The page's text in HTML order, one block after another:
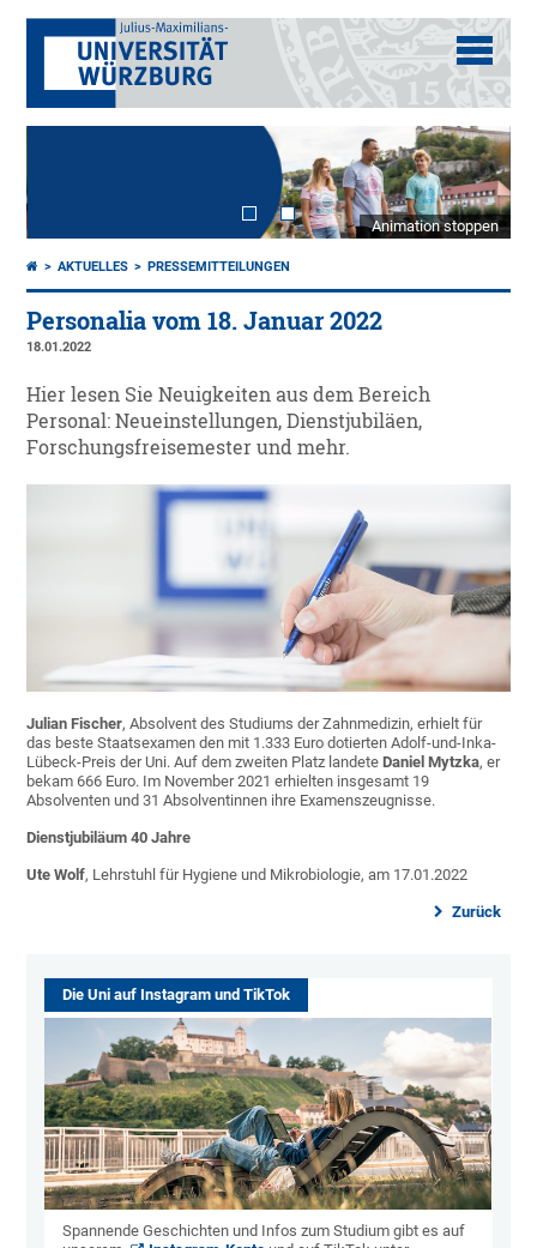
Animation stoppen
AKTUELLES PRESSEMITTEILUNGEN
Personalia vom 18. Januar 2022
18.01.2022
Hier lesen Sie Neuigkeiten aus dem Bereich
Personal: Neueinstellungen, Dienstjubiläen,
Forschungsfreisemester und mehr.
Julian Fischer, Absolvent des Studiums der Zahnmedizin, erhielt für
das beste Staatsexamen den mit 1.333 Euro dotierten Adolf-und-Inka-
Lübeck-Preis der Uni. Auf dem zweiten Platz landeteDaniel Mytzka, er
bekam 666 Euro. Im November 2021 erhielten insgesamt 19
Absolventen und 31 Absolventinnen ihre Examenszeugnisse.
Dienstjubiläum 40 Jahre
Ute Wolf, Lehrstuhl für Hygiene und Mikrobiologie, am 17.01.2022
Zurück
Die Uni auf Instagram und TikTok
Spannende Geschichten und Infos zum Studium gibt es auf